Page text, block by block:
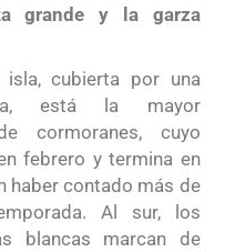
grande y la garza
cubierta por una
está la mayor
cormoranes, cuyo
febrero y termina en
haber contado más de
Al sur, los
blancas marcan de